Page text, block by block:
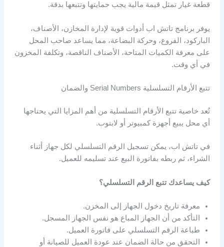
قطعة غيار تمثل قيمة مالية يجب حمايتها وتتبعها بدقة.
يوفر برنامج تاتش اب أدوات قوية لإدارة المخازن، الأصناف،
الباركود، الفروع، وحركة البضاعة، مما يساعد صاحب المحل
على معرفة الكميات المتاحة، الأصناف الناقصة، وتكلفة المخزون
في أي وقت.
تتبع الأرقام التسلسلية Serial Numbers والضمان
تُعد خاصية تتبع الأرقام التسلسلية من أهم المزايا التي يحتاجها
أي محل يبيع أجهزة كمبيوتر أو لابتوب.
في تاتش اب، يمكن تسجيل الرقم التسلسلي لكل جهاز أثناء
الشراء، ثم ربطه بفاتورة البيع عند تسليمه للعميل.
كيف يساعدك تتبع الرقم التسلسلي؟
معرفة تاريخ دخول الجهاز إلى المخزن.
التأكد من أن الجهاز المباع هو نفس الجهاز المسجل.
طباعة الرقم التسلسلي على فاتورة العميل.
التحقق من حالة الضمان عند عودة العميل للصيانة أو